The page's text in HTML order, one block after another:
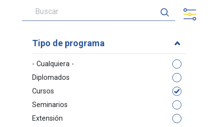
Tipo de programa
- Cualquiera -
Diplomados
Cursos
Seminarios
Extensión